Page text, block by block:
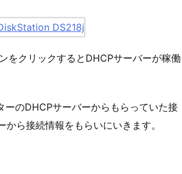
をクリックするとDHCPサーバーが稼働
のDHCPサーバーからもらっていた接
ら接続情報をもらいにいきます。